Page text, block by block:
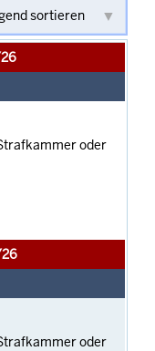
oder
oder